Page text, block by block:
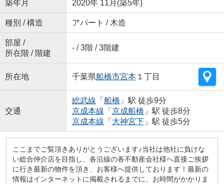
築年月 2020年 11月(築5年)
種別 / 構造 アパート / 木造
部屋 /
所在階 / 階建
- / 3階 / 3階建
所在地 千葉県船橋市宮本１丁目
交通
総武線 「 船橋 」駅 徒歩9分
京成本線 「 京成船橋 」駅 徒歩8分
京成本線 「 大神宮下」駅 徒歩5分
ここまでご覧頂きありがとうございます♪当社は他社に負けな
い総合仲介店を目指し、各沿線の各不動産会社様へ直接ご挨拶
に行き最新の物件を頂き、お客様へ提供しております！最新の
情報はインターネットに掲載されるまでに、お時間がかかりま